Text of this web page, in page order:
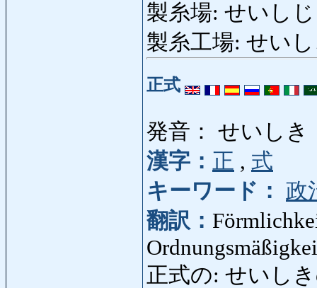
製糸場: せいし
製糸工場: せい
正式
発音： せいしき
漢字： 正 , 式
キーワード： 政
翻訳：
正式の: せいし